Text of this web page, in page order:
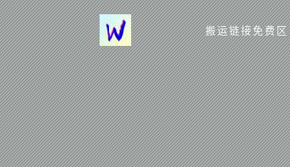
搬运链接免费区